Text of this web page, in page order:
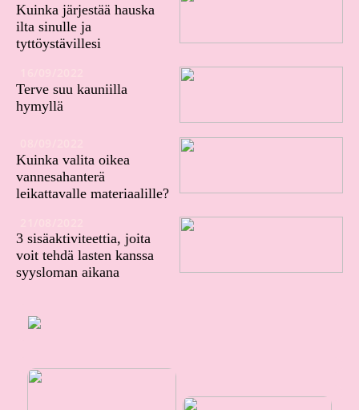
Kuinka järjestää hauska
ilta sinulle ja
tyttöystävillesi
Terve suu kauniilla
hymyllä
Kuinka valita oikea
vannesahanterä
leikattavalle materiaalille?
3 sisäaktiviteettia, joita
voit tehdä lasten kanssa
syysloman aikana